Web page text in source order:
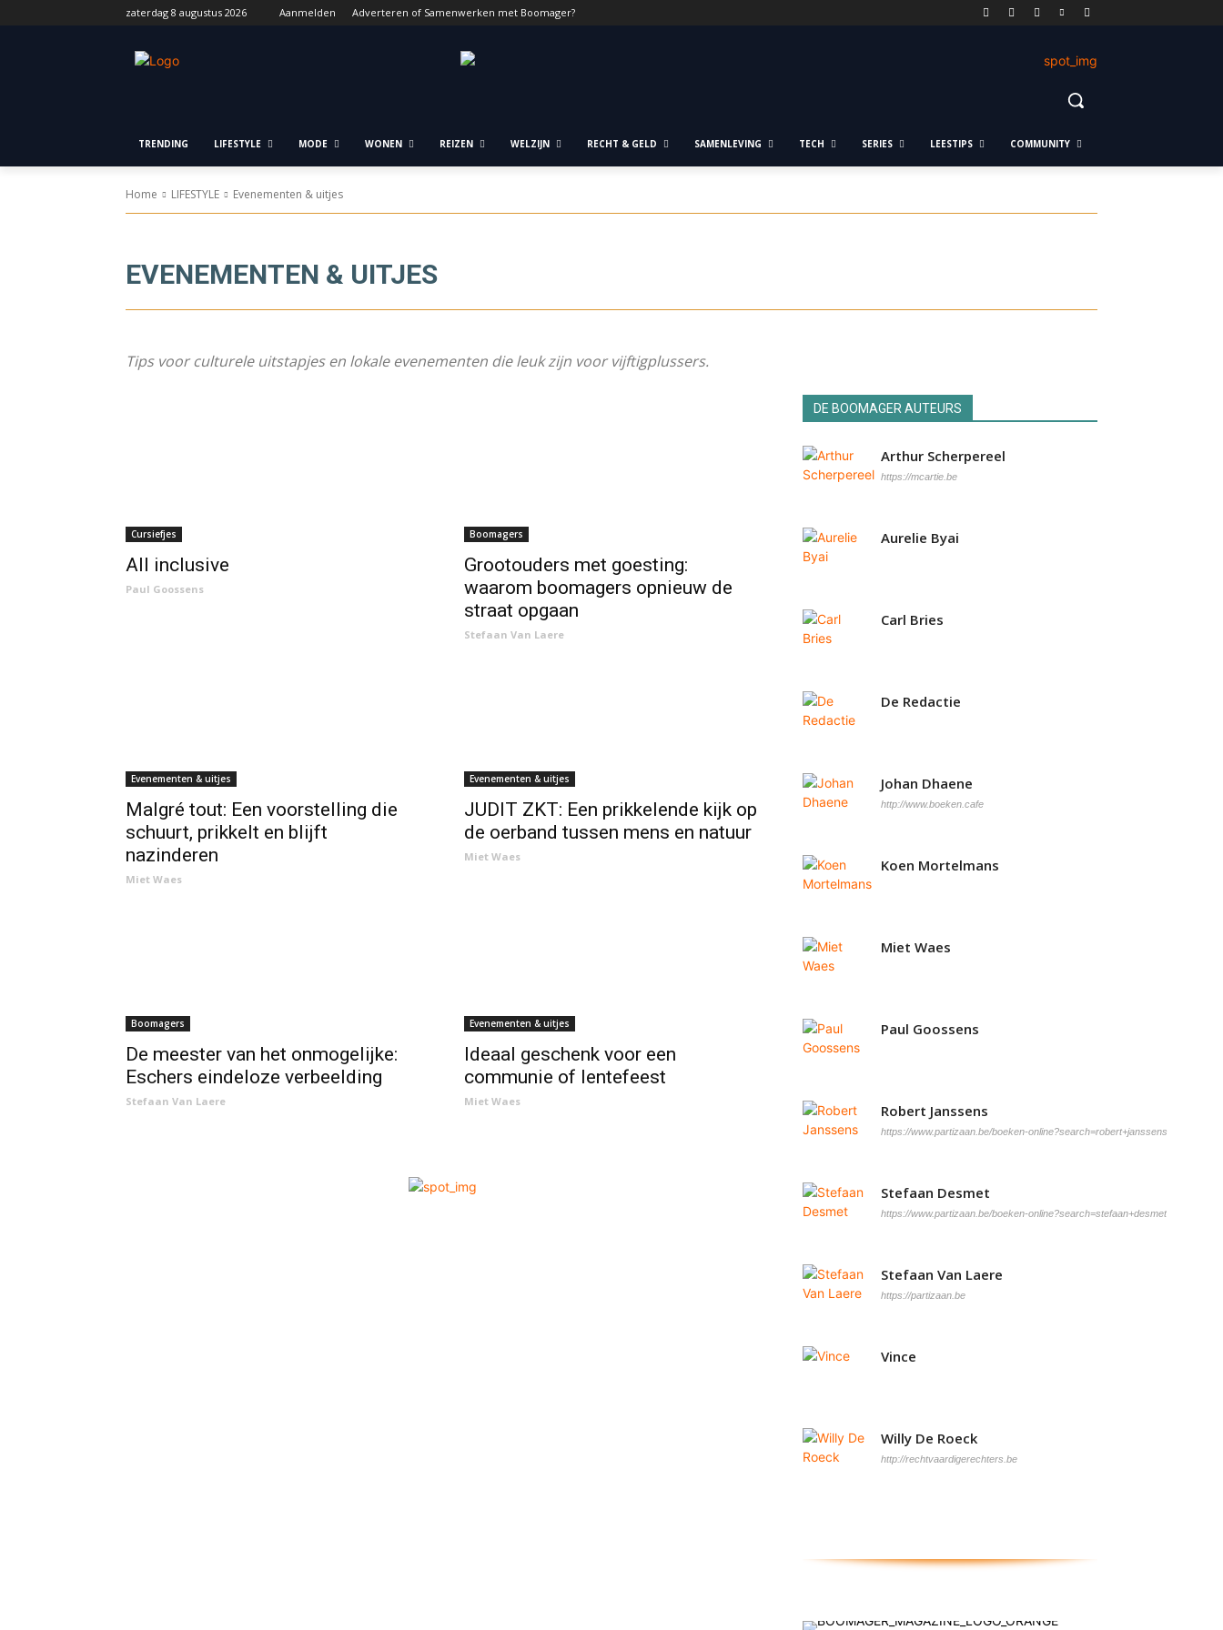
zaterdag 8 augustus 2026 Aanmelden Adverteren of Samenwerken met Boomager?
TRENDING LIFESTYLE MODE WONEN REIZEN WELZIJN RECHT & GELD SAMENLEVING TECH SERIES LEESTIPS COMMUNITY
Home LIFESTYLE Evenementen & uitjes
EVENEMENTEN & UITJES
Tips voor culturele uitstapjes en lokale evenementen die leuk zijn voor vijftigplussers.
Cursiefjes
All inclusive
Paul Goossens
Boomagers
Grootouders met goesting:
waarom boomagers opnieuw de
straat opgaan
Stefaan Van Laere
Evenementen & uitjes
Malgré tout: Een voorstelling die
schuurt, prikkelt en blijft
nazinderen
Miet Waes
Evenementen & uitjes
JUDIT ZKT: Een prikkelende kijk op
de oerband tussen mens en natuur
Miet Waes
Boomagers
De meester van het onmogelijke:
Eschers eindeloze verbeelding
Stefaan Van Laere
Evenementen & uitjes
Ideaal geschenk voor een
communie of lentefeest
Miet Waes
DE BOOMAGER AUTEURS
Arthur Scherpereel
https://mcartie.be
Aurelie Byai
Carl Bries
De Redactie
Johan Dhaene
http://www.boeken.cafe
Koen Mortelmans
Miet Waes
Paul Goossens
Robert Janssens
https://www.partizaan.be/boeken-online?search=robert+janssens
Stefaan Desmet
https://www.partizaan.be/boeken-online?search=stefaan+desmet
Stefaan Van Laere
https://partizaan.be
Vince
Willy De Roeck
http://rechtvaardigerechters.be